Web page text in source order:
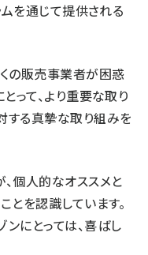
ムを通じて提供される
の販売事業者が困惑
って、より重要な取り
する真摯な取り組みを
個人的なオススメと
とを認識しています。
にとっては、喜ばし